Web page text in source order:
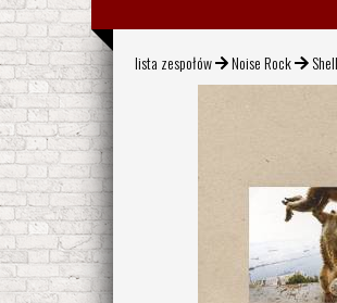
lista zespołów Noise Rock